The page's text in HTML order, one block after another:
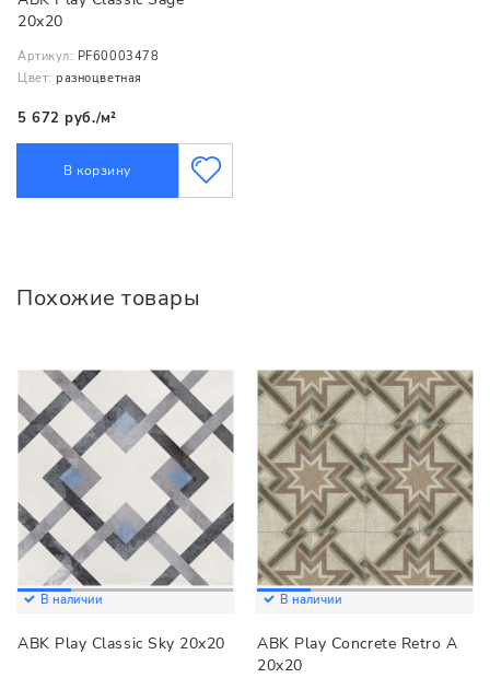
20x20
Артикул: PF60003478
Цвет: разноцветная
5 672 руб./м²
В корзину
Похожие товары
В наличии
ABK Play Classic Sky 20x20
В наличии
ABK Play Concrete Retro A
20x20